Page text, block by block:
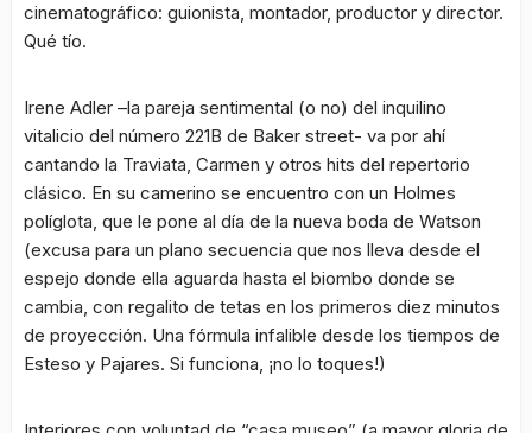
cinematográfico: guionista, montador, productor y director.
Qué tío.
Irene Adler –la pareja sentimental (o no) del inquilino
vitalicio del número 221B de Baker street- va por ahí
cantando la Traviata, Carmen y otros hits del repertorio
clásico. En su camerino se encuentro con un Holmes
políglota, que le pone al día de la nueva boda de Watson
(excusa para un plano secuencia que nos lleva desde el
espejo donde ella aguarda hasta el biombo donde se
cambia, con regalito de tetas en los primeros diez minutos
de proyección. Una fórmula infalible desde los tiempos de
Esteso y Pajares. Si funciona, ¡no lo toques!)